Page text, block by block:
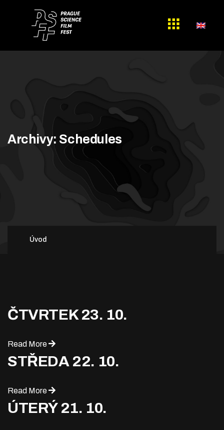
Archivy: Schedules
Úvod
ČTVRTEK 23. 10.
Read More
STŘEDA 22. 10.
Read More
ÚTERÝ 21. 10.